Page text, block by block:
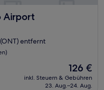
Airport
entfernt
Der
Preis
beträgt
126 €
inkl. Steuern & Gebühren
23. Aug.–24. Aug.